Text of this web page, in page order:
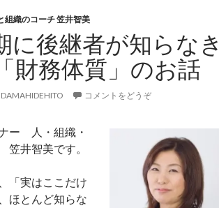
組織のコーチ 笠井智美
に後継者が知らなき
財務体質」のお話
コメントをどうぞ
ー 人・組織・
井智美です。
「実はここだけ
ほとんど知らな